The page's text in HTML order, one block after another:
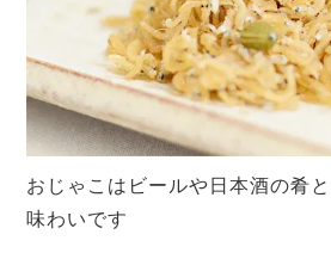
おじゃこはビールや日本酒の肴
味わいです